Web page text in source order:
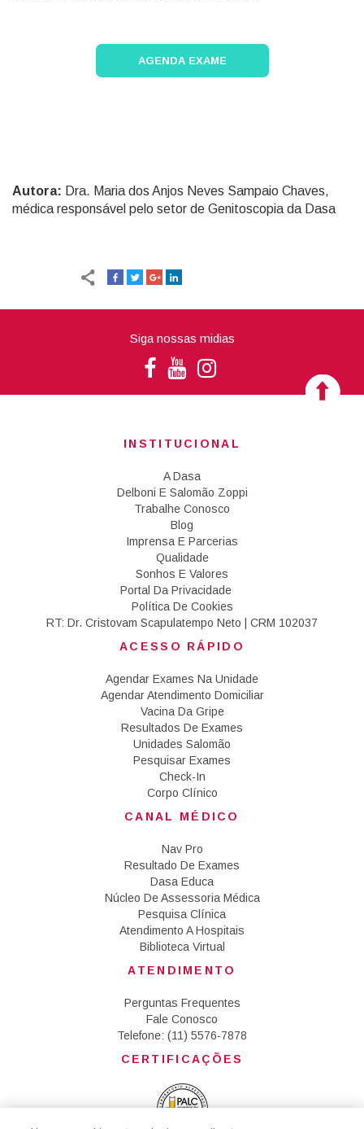
AGENDA EXAME
Autora: Dra. Maria dos Anjos Neves Sampaio Chaves,
médica responsável pelo setor de Genitoscopia da Dasa
Siga nossas midias
INSTITUCIONAL
A Dasa
Delboni E Salomão Zoppi
Trabalhe Conosco
Blog
Imprensa E Parcerias
Qualidade
Sonhos E Valores
Portal Da Privacidade
Política De Cookies
RT: Dr. Cristovam Scapulatempo Neto | CRM 102037
ACESSO RÁPIDO
Agendar Exames Na Unidade
Agendar Atendimento Domiciliar
Vacina Da Gripe
Resultados De Exames
Unidades Salomão
Pesquisar Exames
Check-In
Corpo Clínico
CANAL MÉDICO
Nav Pro
Resultado De Exames
Dasa Educa
Núcleo De Assessoria Médica
Pesquisa Clínica
Atendimento A Hospitais
Biblioteca Virtual
ATENDIMENTO
Perguntas Frequentes
Fale Conosco
Telefone: (11) 5576-7878
CERTIFICAÇÕES